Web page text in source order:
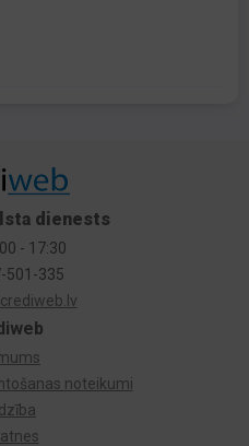
noteikumi
dienests
- 17:30
501-335